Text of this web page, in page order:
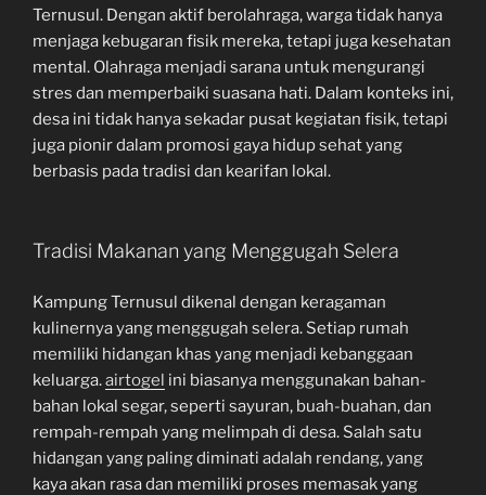
Ternusul. Dengan aktif berolahraga, warga tidak hanya
menjaga kebugaran fisik mereka, tetapi juga kesehatan
mental. Olahraga menjadi sarana untuk mengurangi
stres dan memperbaiki suasana hati. Dalam konteks ini,
desa ini tidak hanya sekadar pusat kegiatan fisik, tetapi
juga pionir dalam promosi gaya hidup sehat yang
berbasis pada tradisi dan kearifan lokal.
Tradisi Makanan yang Menggugah Selera
Kampung Ternusul dikenal dengan keragaman
kulinernya yang menggugah selera. Setiap rumah
memiliki hidangan khas yang menjadi kebanggaan
keluarga.airtogel ini biasanya menggunakan bahan-
bahan lokal segar, seperti sayuran, buah-buahan, dan
rempah-rempah yang melimpah di desa. Salah satu
hidangan yang paling diminati adalah rendang, yang
kaya akan rasa dan memiliki proses memasak yang